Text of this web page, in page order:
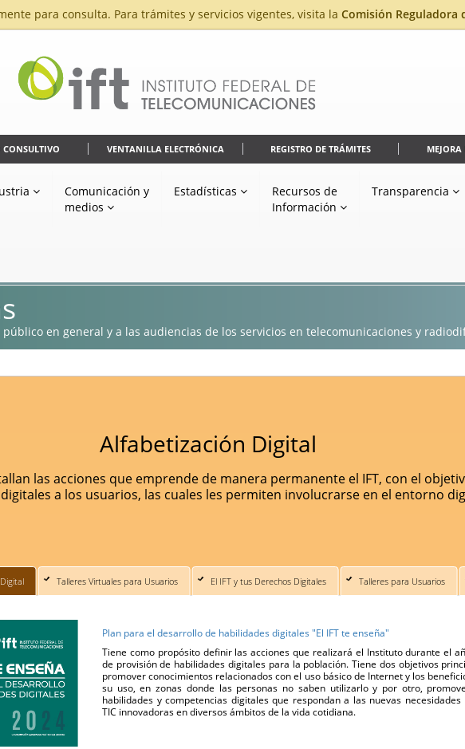
para consulta. Para trámites y servicios vigentes, visita la Comisión Reguladora
CONSULTIVO VENTANILLA ELECTRÓNICA REGISTRO DE TRÁMITES
Comunicación y
medios
Estadísticas
Recursos de
Información
Transparencia
en general y a las audiencias de los servicios en telecomunicaciones y
Alfabetización Digital
las acciones que emprende de manera permanente el IFT, con el
a los usuarios, las cuales les permiten involucrarse en el entorno
Talleres Virtuales para Usuarios El IFT y tus Derechos Digitales Talleres para Usuarios
Plan para el desarrollo de habilidades digitales "El IFT te enseña"
Tiene como propósito definir las acciones que realizará el Instituto durante el
de provisión de habilidades digitales para la población. Tiene dos objetivos
promover conocimientos relacionados con el uso básico de Internet y los
su uso, en zonas donde las personas no saben utilizarlo y por otro,
habilidades y competencias digitales que respondan a las nuevas
TIC innovadoras en diversos ámbitos de la vida cotidiana.